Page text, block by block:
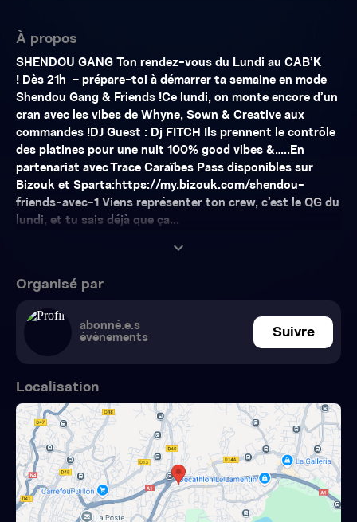
À propos
SHENDOU GANG Ton rendez-vous du Lundi au CAB’K
! Dès 21h – prépare-toi à démarrer ta semaine en mode
Shendou Gang & Friends !Ce lundi, on monte encore d’un
cran avec les vibes de Whyne, Sown & Creative aux
commandes !DJ Guest : Dj FITCH Ils prennent le contrôle
des platines pour une nuit 100% good vibes &…..En
partenariat avec Trace Caraïbes Pass disponibles sur
Bizouk et Sparta:https://my.bizouk.com/shendou-
friends-avec-1 Viens représenter ton crew, c’est le QG du
lundi, et tu sais déjà que ça...
expand_more
Organisé par
abonné.e.s
évènements
Suivre
Localisation